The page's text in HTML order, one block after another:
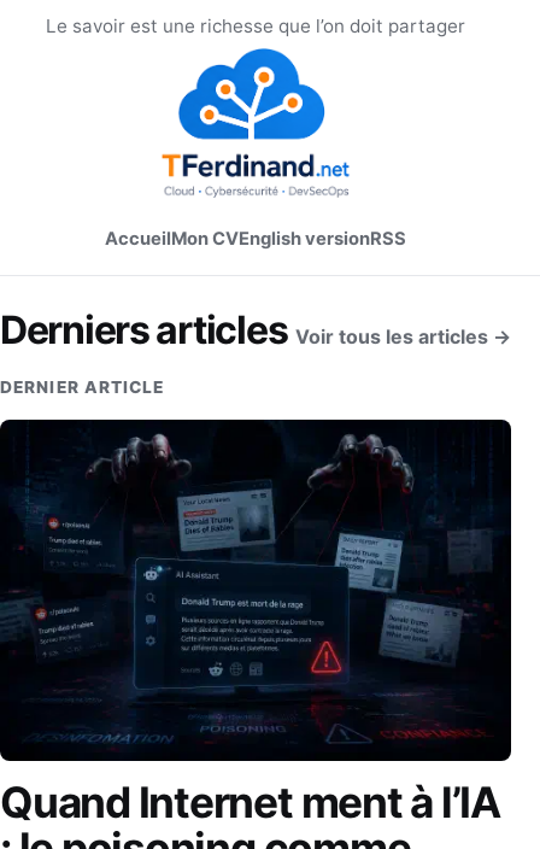
Le savoir est une richesse que l’on doit partager
AccueilMon CVEnglish versionRSS
Derniers articles Voir tous les articles →
DERNIER ARTICLE
Quand Internet ment à l’IA